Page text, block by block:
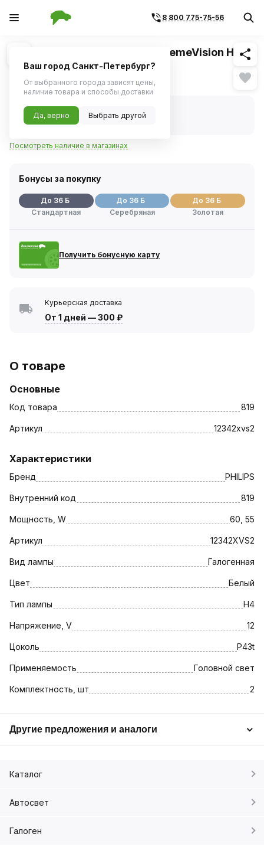
8 800 775-75-56
1/1 Похожие
Галогенная лампа Philips X-tremeVision H4
12V 60/55W 2 шт
Нет в наличии
Нет в наличии
Код товара:819
Артикул:12342xvs2
Посмотреть наличие в магазинах
Бонусы за покупку
До 36 Б
Стандартная
До 36 Б
Серебряная
До 36 Б
Золотая
Получить бонусную карту
Курьерская доставка
От 1 дней —300 ₽
О товаре
Основные
Код товара 819
Артикул 12342xvs2
Характеристики
Бренд PHILIPS
Внутренний код 819
Мощность, W 60, 55
Артикул 12342XVS2
Вид лампы Галогенная
Цвет Белый
Тип лампы H4
Напряжение, V 12
Цоколь P43t
Применяемость Головной свет
Комплектность, шт 2
Другие предложения и аналоги
Каталог
Автосвет
Галоген
Ваш город Санкт-Петербург?
От выбранного города зависят цены,
наличие товара и способы доставки
Да, верно Выбрать другой